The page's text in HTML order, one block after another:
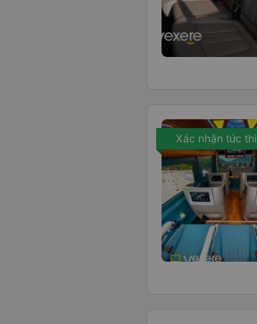
Xác nhận tức thì